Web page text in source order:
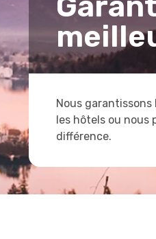
Nous
les hôtels ou nous
différence.